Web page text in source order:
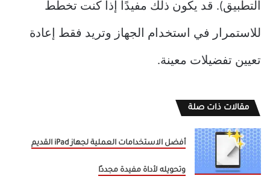
التطبيق). قد يكون ذلك مفيدًا إذا كنت تخطط
للاستمرار في استخدام الجهاز وتريد فقط إعادة
تعيين تفضيلات معينة.
مقالات ذات صلة
أفضل الاستخدامات العملية لجهاز iPad القديم
وتحويله لأداة مفيدة مجددًا